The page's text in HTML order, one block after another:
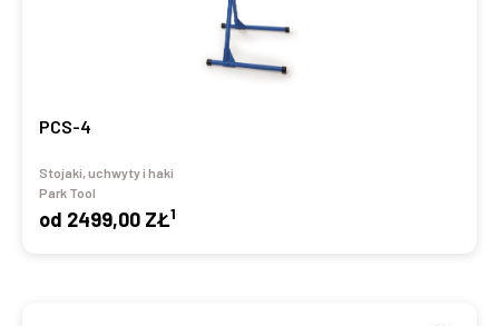
PCS-4
Stojaki, uchwyty i haki
Park Tool
od 2499,00 ZŁ1